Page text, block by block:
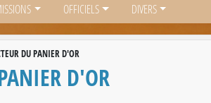
OFFICIELS DIVERS
DU PANIER D'OR
D'OR